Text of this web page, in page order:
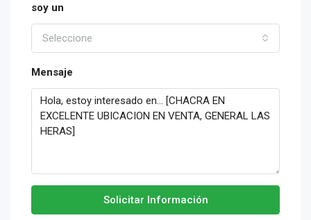
soy un
Seleccione
Mensaje
Solicitar Información